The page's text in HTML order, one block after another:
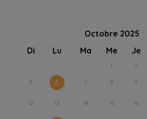
Octobre 2025
Di
Lu Ma Me Je
1 2
5 6 7 8 9
12 13 14 15 16